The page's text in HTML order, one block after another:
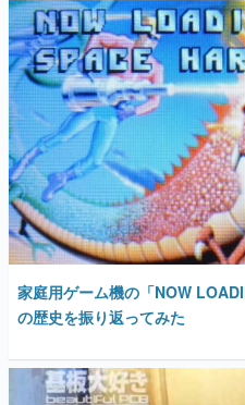
日本モバイルゲ
日本のモバイルゲー
ルを網羅するほか、
解説を掲載。約20年
若ゲのいたり〜
『うつヌケ』『ペン
一先生によるゲー
なんでゲームは
ゲーム開発者・
具体的な形から解き
です。
「経験値」「裏技」
の起源や用法の変遷
イニーP氏が徹底調査
カテゴリ
家庭用ゲーム機の「NOW
の歴史を振り返ってみた